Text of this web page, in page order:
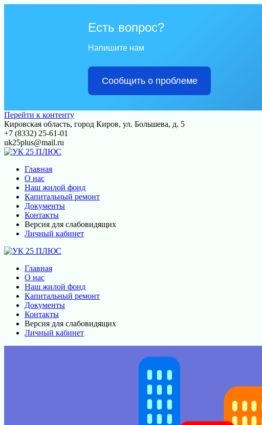
Есть вопрос?
Напишите нам
Сообщить о проблеме
Перейти к контенту
Кировская область, город Киров, ул. Большева, д. 5
+7 (8332) 25-61-01
uk25plus@mail.ru
Главная
О нас
Наш жилой фонд
Капитальный ремонт
Документы
Контакты
Версия для слабовидящих
Личный кабинет
Главная
О нас
Наш жилой фонд
Капитальный ремонт
Документы
Контакты
Версия для слабовидящих
Личный кабинет